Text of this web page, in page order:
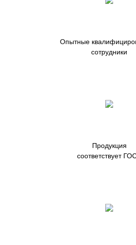
Опытные
сотрудники
Продукция
соответствует